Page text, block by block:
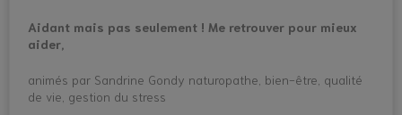
Aidant mais pas seulement ! Me retrouver pour mieux
aider,
animés par Sandrine Gondy naturopathe, bien-être, qualité
de vie, gestion du stress